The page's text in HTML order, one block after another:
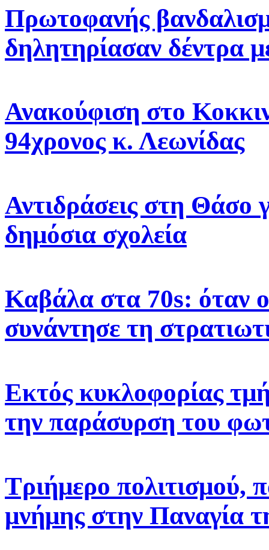
Πρωτοφανής
δηλητηρίασαν δέντρα
Ανακούφιση στο
94χρονος κ. Λεωνίδας
Αντιδράσεις στη Θάσο
δημόσια σχολεία
Καβάλα στα 70s: όταν
συνάντησε τη
Εκτός κυκλοφορίας
την παράσυρση του
Τριήμερο πολιτισμού,
μνήμης στην Παναγία